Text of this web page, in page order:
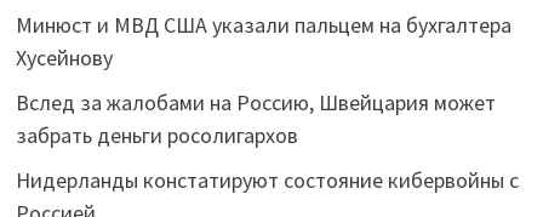
Минюст и МВД США указали пальцем на бухгалтера
Хусейнову
Вслед за жалобами на Россию, Швейцария может
забрать деньги росолигархов
Нидерланды констатируют состояние кибервойны с